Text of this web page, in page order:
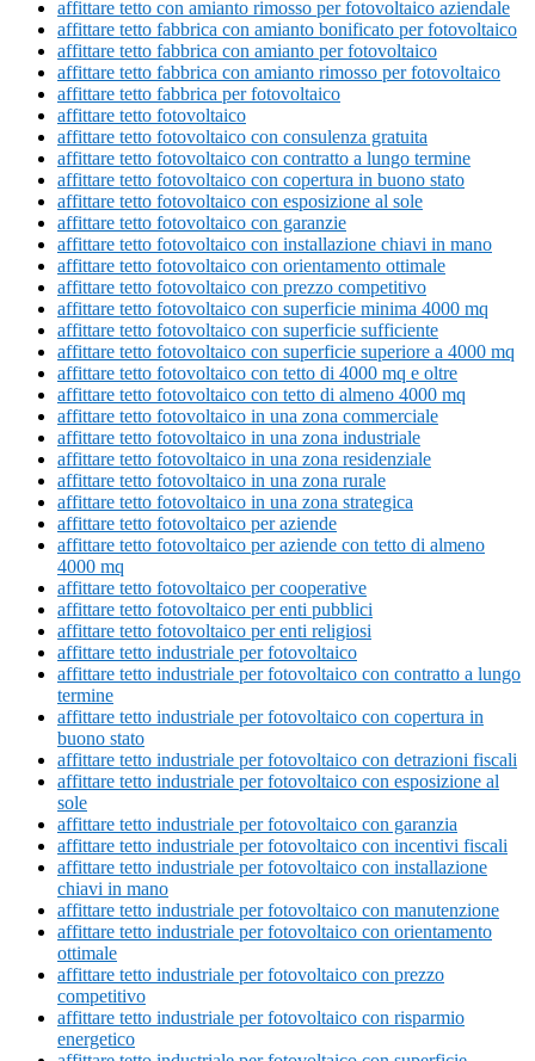
affittare tetto con amianto rimosso per fotovoltaico aziendale
affittare tetto fabbrica con amianto bonificato per fotovoltaico
affittare tetto fabbrica con amianto per fotovoltaico
affittare tetto fabbrica con amianto rimosso per fotovoltaico
affittare tetto fabbrica per fotovoltaico
affittare tetto fotovoltaico
affittare tetto fotovoltaico con consulenza gratuita
affittare tetto fotovoltaico con contratto a lungo termine
affittare tetto fotovoltaico con copertura in buono stato
affittare tetto fotovoltaico con esposizione al sole
affittare tetto fotovoltaico con garanzie
affittare tetto fotovoltaico con installazione chiavi in mano
affittare tetto fotovoltaico con orientamento ottimale
affittare tetto fotovoltaico con prezzo competitivo
affittare tetto fotovoltaico con superficie minima 4000 mq
affittare tetto fotovoltaico con superficie sufficiente
affittare tetto fotovoltaico con superficie superiore a 4000 mq
affittare tetto fotovoltaico con tetto di 4000 mq e oltre
affittare tetto fotovoltaico con tetto di almeno 4000 mq
affittare tetto fotovoltaico in una zona commerciale
affittare tetto fotovoltaico in una zona industriale
affittare tetto fotovoltaico in una zona residenziale
affittare tetto fotovoltaico in una zona rurale
affittare tetto fotovoltaico in una zona strategica
affittare tetto fotovoltaico per aziende
affittare tetto fotovoltaico per aziende con tetto di almeno
4000 mq
affittare tetto fotovoltaico per cooperative
affittare tetto fotovoltaico per enti pubblici
affittare tetto fotovoltaico per enti religiosi
affittare tetto industriale per fotovoltaico
affittare tetto industriale per fotovoltaico con contratto a lungo
termine
affittare tetto industriale per fotovoltaico con copertura in
buono stato
affittare tetto industriale per fotovoltaico con detrazioni fiscali
affittare tetto industriale per fotovoltaico con esposizione al
sole
affittare tetto industriale per fotovoltaico con garanzia
affittare tetto industriale per fotovoltaico con incentivi fiscali
affittare tetto industriale per fotovoltaico con installazione
chiavi in mano
affittare tetto industriale per fotovoltaico con manutenzione
affittare tetto industriale per fotovoltaico con orientamento
ottimale
affittare tetto industriale per fotovoltaico con prezzo
competitivo
affittare tetto industriale per fotovoltaico con risparmio
energetico